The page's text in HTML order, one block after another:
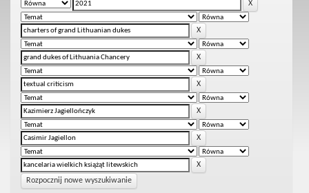
Rozpocznij nowe wyszukiwanie